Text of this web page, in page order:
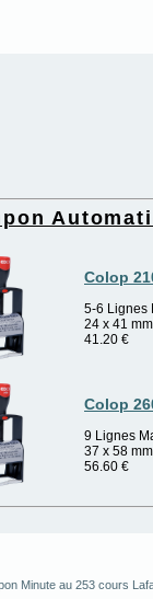
Colop
5-6 Lignes
24 x 41 mm
41.20 €
Colop
9 Lignes
37 x 58 mm
56.60 €
Minuteau 253 cours